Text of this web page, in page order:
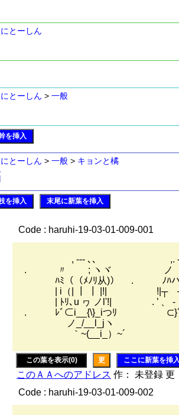
にとーしん
にとーしん > 一般
を挿入
にとーしん > 一般 > キョンと橘
を挿入 末尾に新葉を挿入
Code : haruhi-19-03-01-009-001
, -‐- ､、 ,. ‐-ｰ-
. 〃 ; ヽヾ ノ
ﾊﾐ（（ﾒﾉﾘ从)） . ﾉﾊハ
| i（| ┃ ┃ |!| !|┬ ┬；
| ﾄﾘ､u ヮ ノl'!| . ’ 、 - ,
. ﾚﾞ⊂i__{\}_iつﾘ ⊂}ﾞ
ノ_/__l_jヽ i´
｀~(__i_）~´ 〈
この葉を表示(0) 更 ここに新葉を挿入
このＡＡへのアドレス 作： 未登録 更
Code : haruhi-19-03-01-009-002